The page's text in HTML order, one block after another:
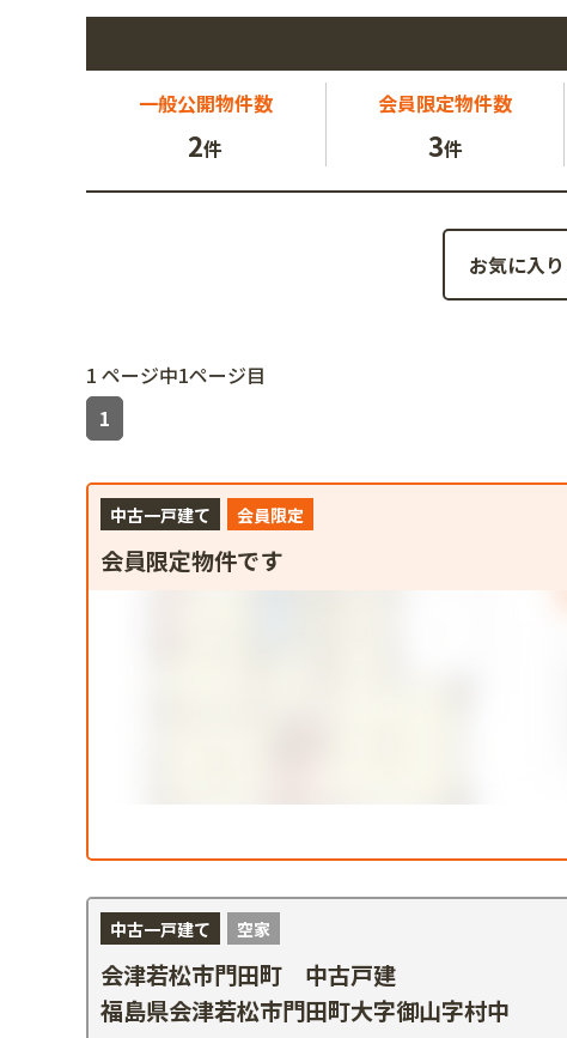
一般公開物件数
2件
会員限定物件数
3件
お気に入
1 ページ中1ページ目
1
中古一戸建て 会員限定
会員限定物件です
中古一戸建て 空家
会津若松市門田町 中古戸建
福島県会津若松市門田町大字御山字村中